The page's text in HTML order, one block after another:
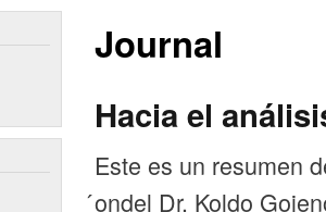
Journal
Hacia el
Este es un resumen
́ondel Dr. Koldo